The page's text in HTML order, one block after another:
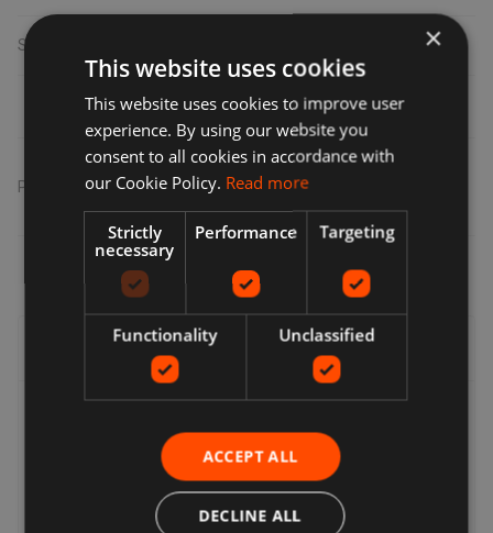
masque LED cou, télécommande, 6 bandes élastiques, câble
USB Type-C, 2 câbles de connexion et connecteur T.
Sexe
Partager
Livraison, retours et remboursements
Les vendeurs proposent une gamme d'options de
livraison, vous pouvez donc choisir celle qui vous convient
le mieux. De nombreux vendeurs proposent la livraison
gratuite. Vous pouvez toujours trouver le coût
×
This website uses cookies
This website uses cookies to improve user
experience. By using our website you
consent to all cookies in accordance with
our Cookie Policy. Read more
Strictly
necessary
Performance Targeting
Functionality Unclassified
ACCEPT ALL
DECLINE ALL